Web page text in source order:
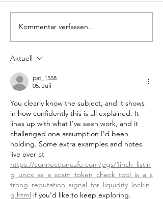
Ausgebucht: Bunker
öffnet für Besuchende
Kommentar verfassen...
Aktuell
pat_1558
05. Juli
You clearly know the subject, and it shows
in how confidently this is all explained. It
lines up with what I've seen work, and it
challenged one assumption I'd been
holding. Some extra examples and notes
live over at
https://connectioncafe.com/pgs/1inch_listin
g_uncx_as_a_scam_token_check_tool_is_a_s
trong_reputation_signal_for_liquidity_lockin
g.html if you'd like to keep exploring.